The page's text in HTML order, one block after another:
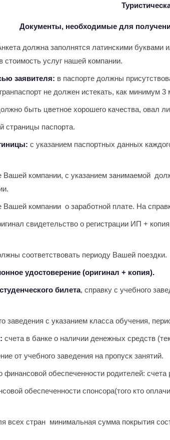
Документы, необходимые для
должна заполнятся латинскими буквами
стоимость услуг нашей компании.
заявителя: в паспорте должны
не должен истекать, как минимум
быть цветное хорошего качества, овал
страницы паспорта.
с указанием паспортных данных
компании, с указанием занимаемой
компании о заработной плате. На
свидетельство о регистрации ИП +
соответствовать периоду Вашей поездки.
удостоверение (оригинал + копия).
билета, справку с учебного
заведения с указанием класса обучения,
счета в банке о наличии денежных средств
от учебного заведения на пропуск занятий.
финансовой обеспеченности родителей:
обеспеченности спонсора(того кто
всех стран минимальная сумма покрытия